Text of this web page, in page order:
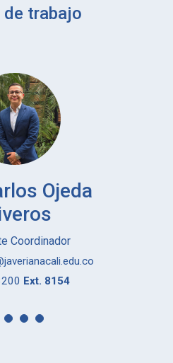
de trabajo
Ojeda
Coordinador
Ext. 8154